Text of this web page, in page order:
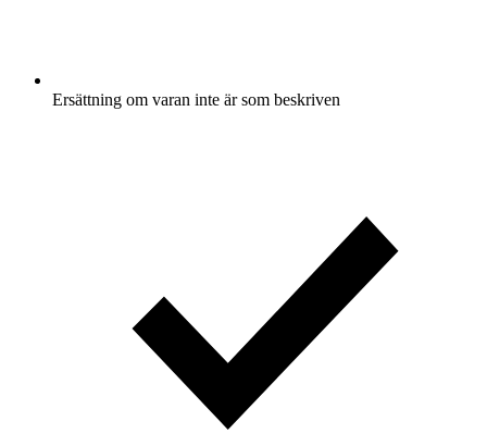
Ersättning om varan inte är som beskriven